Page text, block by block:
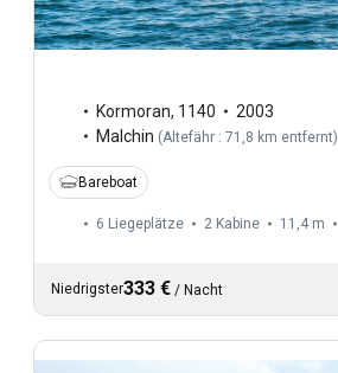
Kormoran, 1140
2003
Malchin (Altefähr : 71,8 km entfernt)
Bareboat
6 Liegeplätze 2 Kabine 11,4 m
Niedrigster333 € / Nacht